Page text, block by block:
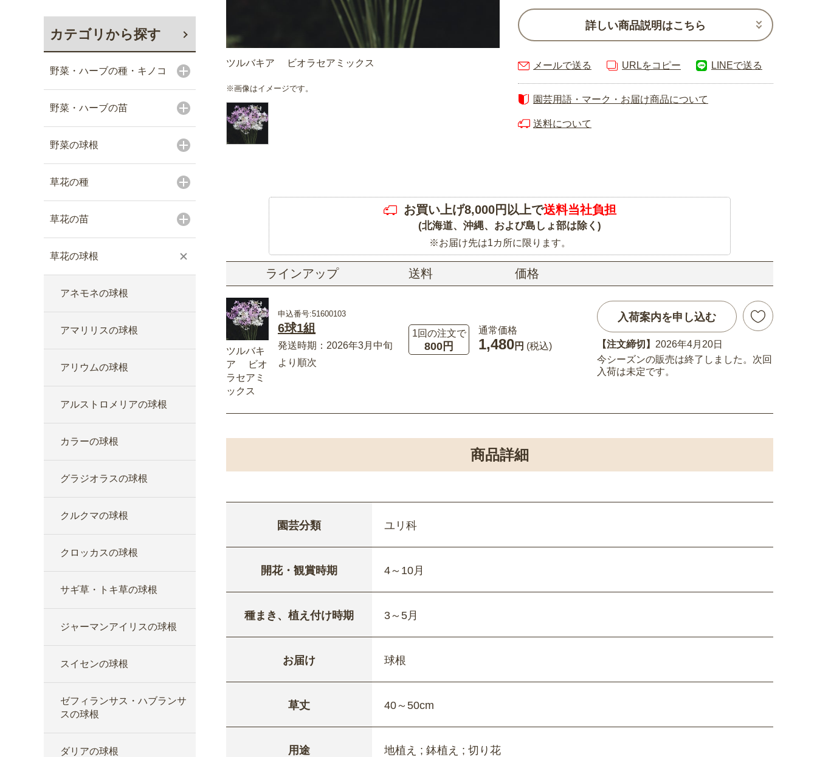
カテゴリから探す
野菜・ハーブの種・キノコ
野菜・ハーブの苗
野菜の球根
草花の種
草花の苗
草花の球根
アネモネの球根
アマリリスの球根
アリウムの球根
アルストロメリアの球根
カラーの球根
グラジオラスの球根
クルクマの球根
クロッカスの球根
サギ草・トキ草の球根
ジャーマンアイリスの球根
スイセンの球根
ゼフィランサス・ハブランサ
スの球根
ダリアの球根
ツルバキア ビオラセアミックス
※画像はイメージです。
詳しい商品説明はこちら
メールで送る URLをコピー LINEで送る
園芸用語・マーク・お届け商品について
送料について
お買い上げ8,000円以上で送料当社負担
(北海道、沖縄、および島しょ部は除く)
※お届け先は1カ所に限ります。
ラインアップ 送料 価格
ツルバキ
ア ビオ
ラセアミ
ックス
申込番号:51600103
6球1組
発送時期：2026年3月中旬
より順次
1回の注文で
800円
通常価格
1,480円 (税込)
入荷案内を申し込む
【注文締切】 2026年4月20日
今シーズンの販売は終了しました。次回
入荷は未定です。
商品詳細
園芸分類 ユリ科
開花・観賞時期 4～10月
種まき、植え付け時期 3～5月
お届け 球根
草丈 40～50cm
用途 地植え ; 鉢植え ; 切り花